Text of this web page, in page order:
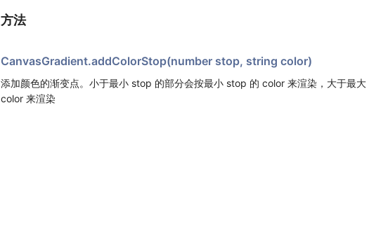
方法
CanvasGradient.addColorStop(number stop, string color)
添加颜色的渐变点。小于最小 stop 的部分会按最小 stop 的 color 来渲染，大于最
color 来渲染